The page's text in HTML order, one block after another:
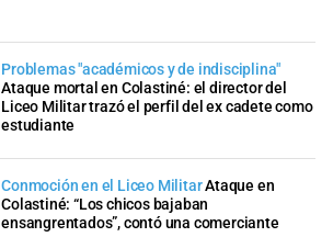
Problemas "académicos y de indisciplina"
Ataque mortal en Colastiné: el director del
Liceo Militar trazó el perfil del ex cadete como
estudiante
Conmoción en el Liceo MilitarAtaque en
Colastiné: “Los chicos bajaban
ensangrentados”, contó una comerciante